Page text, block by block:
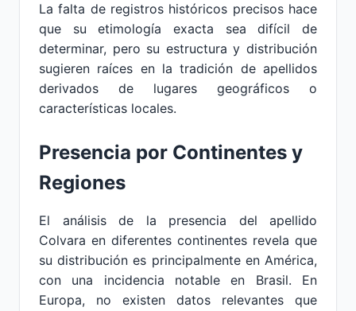
La falta de registros históricos precisos hace
que su etimología exacta sea difícil de
determinar, pero su estructura y distribución
sugieren raíces en la tradición de apellidos
derivados de lugares geográficos o
características locales.
Presencia por Continentes y
Regiones
El análisis de la presencia del apellido
Colvara en diferentes continentes revela que
su distribución es principalmente en América,
con una incidencia notable en Brasil. En
Europa, no existen datos relevantes que